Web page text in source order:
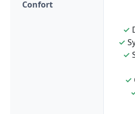
Confort
✓
✓
✓
✓